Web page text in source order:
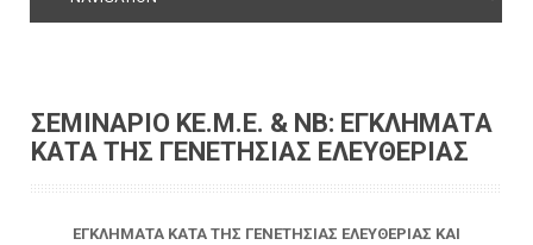
ΣΕΜΙΝΑΡΙΟ ΚΕ.Μ.Ε. & ΝΒ: ΕΓΚΛΗΜΑΤΑ
ΚΑΤΑ ΤΗΣ ΓΕΝΕΤΗΣΙΑΣ ΕΛΕΥΘΕΡΙΑΣ
ΕΓΚΛΗΜΑΤΑ ΚΑΤΑ ΤΗΣ ΓΕΝΕΤΗΣΙΑΣ ΕΛΕΥΘΕΡΙΑΣ ΚΑΙ